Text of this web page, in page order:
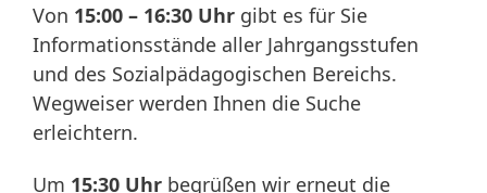
Von 15:00 – 16:30 Uhr gibt es für Sie
Informationsstände aller Jahrgangsstufen
und des Sozialpädagogischen Bereichs.
Wegweiser werden Ihnen die Suche
erleichtern.
Um 15:30 Uhr begrüßen wir erneut die